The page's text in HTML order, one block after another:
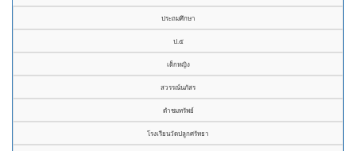
ประถมศึกษา
ป.๕
เด็กหญิง
สวรรณ์นภัสร
ดำชมทรัพย์
โรงเรียนวัดปลูกศรัทธา